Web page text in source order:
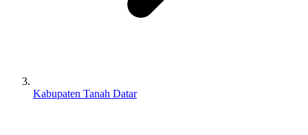
Kabupaten Tanah Datar